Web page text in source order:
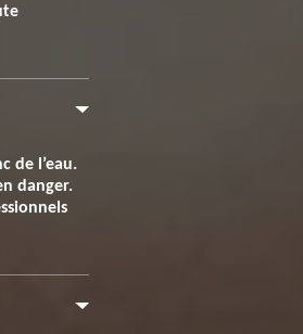
de l’eau.
danger.